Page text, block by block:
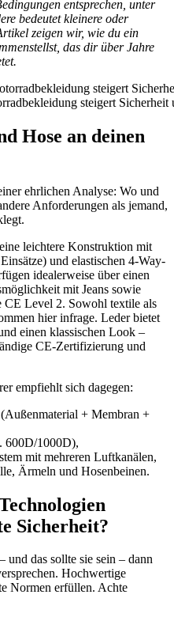
entsprechen, unter
bedeutet kleinere oder
zeigen wir, wie du ein
das dir über Jahre
steigert Sicherheit
Hose an deinen
ehrlichen Analyse: Wo und
Anforderungen als jemand,
leichtere Konstruktion mit
und elastischen 4-Way-
idealerweise über einen
mit Jeans sowie
CE Level 2. Sowohl textile als
hier infrage. Leder bietet
einen klassischen Look –
CE-Zertifizierung und
empfiehlt sich dagegen:
+ Membran +
600D/1000D),
mit mehreren Luftkanälen,
Ärmeln und Hosenbeinen.
Sicherheit?
und das sollte sie sein – dann
Hochwertige
Normen erfüllen. Achte